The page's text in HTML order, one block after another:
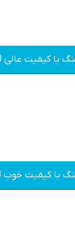
با کیفیت عالی 320
با کیفیت خوب 128